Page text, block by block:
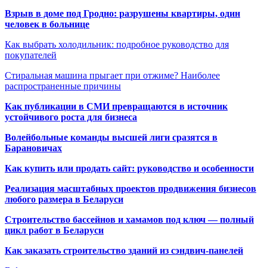
Взрыв в доме под Гродно: разрушены квартиры, один
человек в больнице
Как выбрать холодильник: подробное руководство для
покупателей
Стиральная машина прыгает при отжиме? Наиболее
распространенные причины
Как публикации в СМИ превращаются в источник
устойчивого роста для бизнеса
Волейбольные команды высшей лиги сразятся в
Барановичах
Как купить или продать сайт: руководство и особенности
Реализация масштабных проектов продвижения бизнесов
любого размера в Беларуси
Строительство бассейнов и хамамов под ключ — полный
цикл работ в Беларуси
Как заказать строительство зданий из сэндвич-панелей